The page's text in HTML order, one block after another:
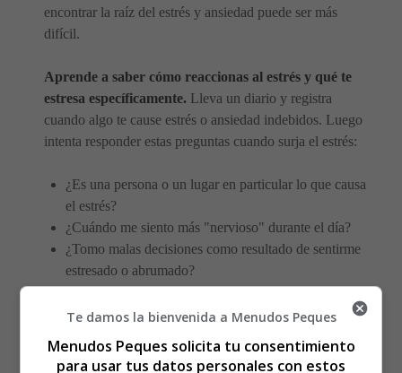
encontrar la raíz del estrés y ansiedad puede ser más
difícil.
Aprende a saber cómo reaccionas al estrés y qué te
estresa específicamente. Lleva un diario y registra
cuando algo te cause estrés o ansiedad indebidos. Luego
intenta responder estas preguntas cuando surja el estrés:
¿Es una persona o un lugar en particular lo que causa
el estrés?
¿Cuándo me siento más "nervioso" durante el día?
¿Tomo malas decisiones como resultado de sentirme
estresado o abrumado?
Cuando empieces a ver patrones, podrás reconocer qué te
Te damos la bienvenida a Menudos Peques
Menudos Peques solicita tu consentimiento
para usar tus datos personales con estos